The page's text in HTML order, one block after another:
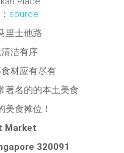
source
里士他路
洁有序
材应有尽有
著名的的本土美食
美食摊位！
Market
320091